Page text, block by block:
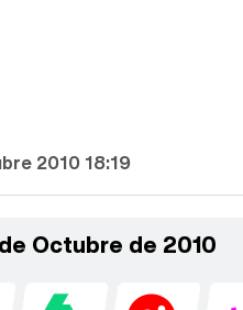
2010 18:19
Octubre de 2010